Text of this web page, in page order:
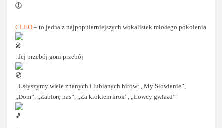
CLEO – to jedna z najpopularniejszych wokalistek młodego pokolenia
. Jej przebój goni przebój
. Usłyszymy wiele znanych i lubianych hitów: „My Słowianie”,
„Dom”, „Zabiorę nas”, „Za krokiem krok”, „Łowcy gwiazd”